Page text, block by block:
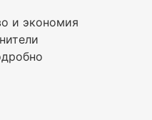
и экономия